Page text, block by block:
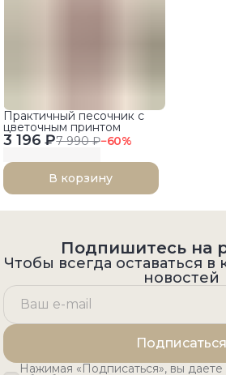
3 196 ₽7 990 ₽−60%
Практичный песочник с
цветочным принтом
В корзину
Подпишитесь на
Чтобы всегда оставаться в
новостей
Подписаться
Нажимая «Подписаться», вы даете